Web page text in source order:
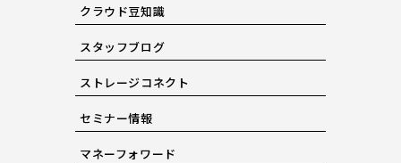
クラウド豆知識
スタッフブログ
ストレージコネクト
セミナー情報
マネーフォワード